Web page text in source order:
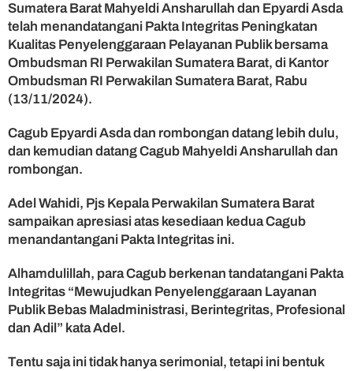
g
a
n
a
a
I
e
t
i
a
s
b
s
Sumatera Barat Mahyeldi Ansharullah dan Epyardi Asda
telah menandatangani Pakta Integritas Peningkatan
Kualitas Penyelenggaraan Pelayanan Publik bersama
Ombudsman RI Perwakilan Sumatera Barat, di Kantor
Ombudsman RI Perwakilan Sumatera Barat, Rabu
(13/11/2024).
Cagub Epyardi Asda dan rombongan datang lebih dulu,
dan kemudian datang Cagub Mahyeldi Ansharullah dan
rombongan.
Adel Wahidi, Pjs Kepala Perwakilan Sumatera Barat
sampaikan apresiasi atas kesediaan kedua Cagub
menandantangani Pakta Integritas ini.
Alhamdulillah, para Cagub berkenan tandatangani Pakta
Integritas “Mewujudkan Penyelenggaraan Layanan
Publik Bebas Maladministrasi, Berintegritas, Profesional
dan Adil” kata Adel.
Tentu saja ini tidak hanya serimonial, tetapi ini bentuk